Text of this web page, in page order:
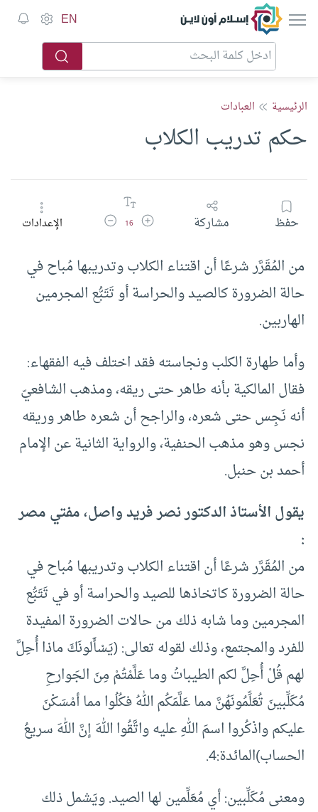
إسلام أون لاين EN
الرئيسية العبادات
حكم تدريب الكلاب
حفظ مشاركة زيادة حجم الخط
16 تقليل حجم الخطالإعدادات
من المُقَرَّر شرعًا أن اقتناء الكلاب وتدريبها مُباح في
حالة الضرورة كالصيد والحراسة أو تَتَبُّع المجرمين
الهاربين.
وأما طهارة الكلب ونجاسته فقد اختلف فيه الفقهاء:
فقال المالكية بأنه طاهر حتى ريقه، ومذهب الشافعيّ
أنه نَجِس حتى شعره، والراجح أن شعره طاهر وريقه
نجس وهو مذهب الحنفية، والرواية الثانية عن الإمام
أحمد بن حنبل.
يقول الأستاذ الدكتور نصر فريد واصل، مفتي مصر
:
من المُقَرَّر شرعًا أن اقتناء الكلاب وتدريبها مُباح في
حالة الضرورة كاتخاذها للصيد والحراسة أو في تَتَبُّع
المجرمين وما شابه ذلك من حالات الضرورة المفيدة
للفرد والمجتمع، وذلك لقوله تعالى: (يَسْأَلونَكَ ماذا أُحِلَّ
لهم قُلْ أُحِلَّ لكم الطيباتُ وما عَلَّمْتُمْ مِنَ الجَوارحِ
مُكَلِّبينَ تُعَلِّمُونَهُنَّ مما عَلَّمَكُم اللهُ فكُلُوا مما أمْسَكْنَ
عليكم واذْكُروا اسمَ اللهِ عليه واتَّقُوا اللهَ إنَّ اللهَ سريعُ
الحساب)المائدة:4.
ومعنى مُكَلِّبين: أي مُعَلِّمين لها الصيد. ويَشمل ذلك